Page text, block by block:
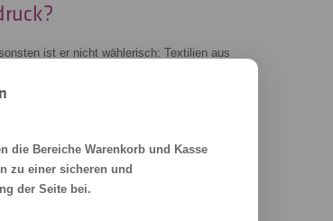
ist er nicht wählerisch: Textilien aus
nicht jede Textildruckart von sich
Blick
für dich überwiegen, hängt von deinen
die Bereiche Warenkorb und Kasse
zu einer sicheren und
der Seite bei.